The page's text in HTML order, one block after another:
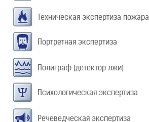
Техническая экспертиза пожара
Портретная экспертиза
Полиграф (детектор лжи)
Психологическая экспертиза
Речеведческая экспертиза